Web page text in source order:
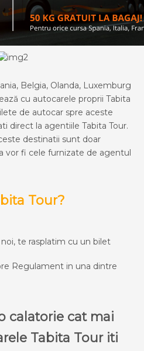
Belgia, Olanda, Luxemburg
cu autocarele proprii Tabita
de autocar spre aceste
direct la agentiile Tabita Tour.
destinatii sunt doar
vor fi cele furnizate de agentul
Tour?
te rasplatim cu un bilet
Regulament in una dintre
calatorie cat mai
Tabita Tour iti